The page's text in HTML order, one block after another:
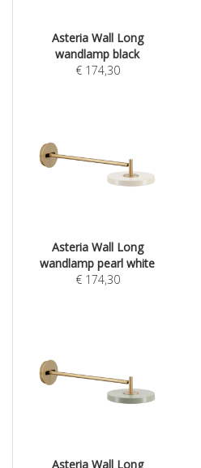
Asteria Wall Long
wandlamp black
€ 174,30
Asteria Wall Long
wandlamp pearl white
€ 174,30
Asteria Wall Long